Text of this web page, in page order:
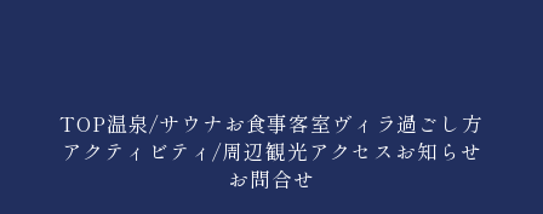
TOP温泉/サウナ お食事客室ヴィラ過ごし方
アクティビティ/周辺観光アクセス お知らせ
お問合せ